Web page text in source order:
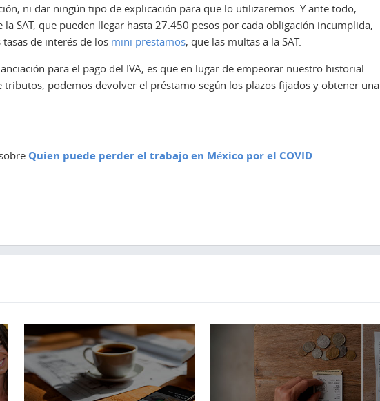
ni dar ningún tipo de explicación para que lo utilizaremos. Y ante todo,
SAT, que pueden llegar hasta 27.450 pesos por cada obligación incumplida,
de interés de los mini prestamos, que las multas a la SAT.
para el pago del IVA, es que en lugar de empeorar nuestro historial
podemos devolver el préstamo según los plazos fijados y obtener una
Quien puede perder el trabajo en México por el COVID